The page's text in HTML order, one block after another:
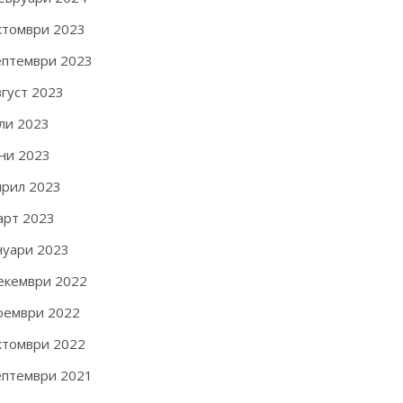
2023
2023
2023
2023
2023
2023
2023
2023
2022
2022
2022
2021